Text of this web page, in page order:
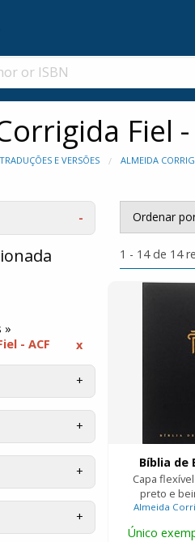
Fiel -
TRADUÇÕES E VERSÕES ALMEIDA
»
- ACF
Ordenar
1 - 14 de 14
Bíblia de
Capa
preto e
Almeida
Único